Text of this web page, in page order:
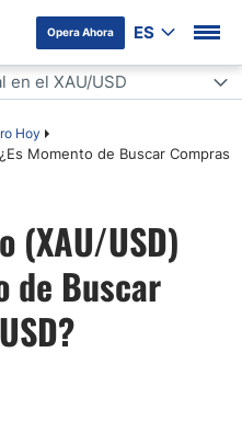
Opera Ahora ES
Hoy
Momento de Buscar Compras
en el XAU/USD
USD
Bullish para el Oro
(XAU/USD)
de Buscar